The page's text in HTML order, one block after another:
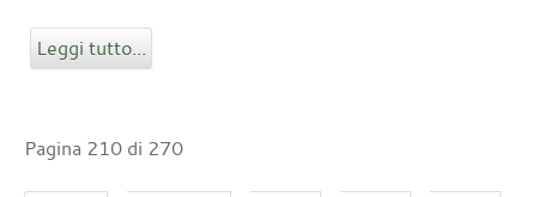
Leggi tutto...
Pagina 210 di 270